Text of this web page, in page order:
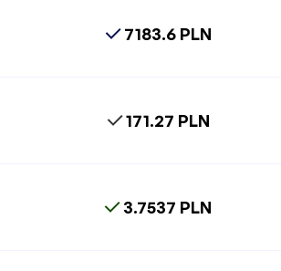
7183.6 PLN
171.27 PLN
3.7537 PLN